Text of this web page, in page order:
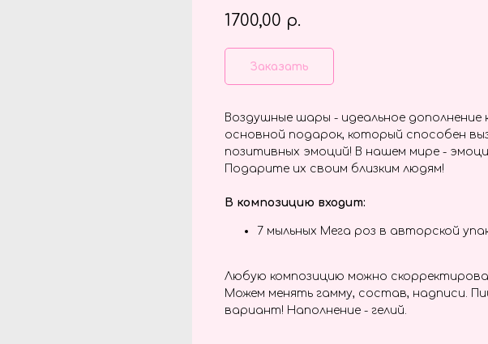
1700,00 р.
Заказать
Воздушные шары - идеальное дополнение
основной подарок, который способен
позитивных эмоций! В нашем мире -
Подарите их своим близким людям!
В композицию входит:
7 мыльных Мега роз в авторской
Любую композицию можно
Можем менять гамму, состав, надписи.
вариант! Наполнение - гелий.